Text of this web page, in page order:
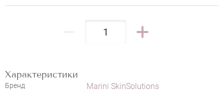
MARINI SKINSOLUTIONS DUALITY
Характеристики
Бренд Marini SkinSolutions